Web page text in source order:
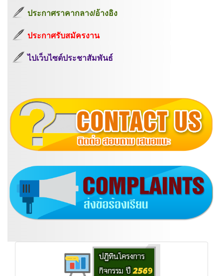
ประกาศราคากลาง/อ้างอิง
ประกาศรับสมัครงาน
ไปเว็บไซต์ประชาสัมพันธ์